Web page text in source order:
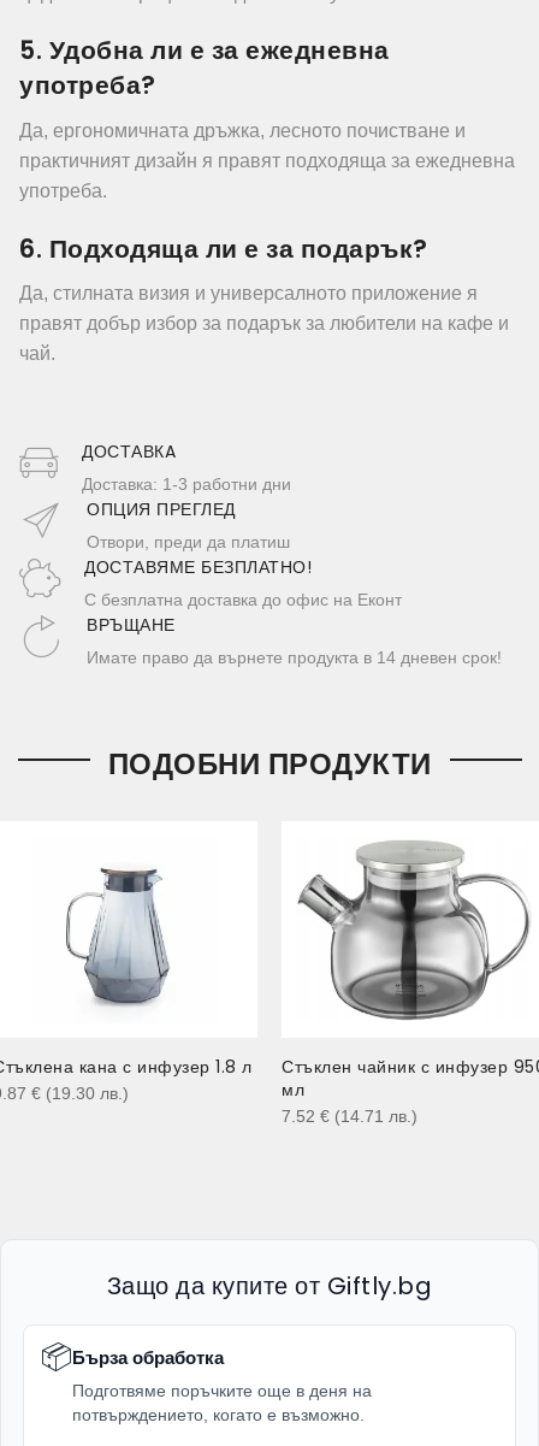
5. Удобна ли е за ежедневна
употреба?
Да, ергономичната дръжка, лесното почистване и
практичният дизайн я правят подходяща за ежедневна
употреба.
6. Подходяща ли е за подарък?
Да, стилната визия и универсалното приложение я
правят добър избор за подарък за любители на кафе и
чай.
ДОСТАВКA
Доставка: 1-3 работни дни
ОПЦИЯ ПРЕГЛЕД
Отвори, преди да платиш
ДОСТАВЯМЕ БЕЗПЛАТНО!
С безплатна доставка до офис на Еконт
ВРЪЩАНЕ
Имате право да върнете продукта в 14 дневен срок!
ПОДОБНИ ПРОДУКТИ
кана с инфузер 1.8 л
€ (19.30 лв. )
Стъклен чайник с инфузер
мл
7.52 € (14.71 лв. )
Защо да купите от Giftly.bg
📦Бърза обработка
Подготвяме поръчките още в деня на
потвърждението, когато е възможно.